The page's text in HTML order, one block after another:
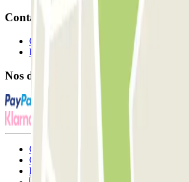
Contact
Contactez-nous
FAQ
Nos différents modes de paiement:
Conditions générales d'utilisation et contrat
Conditions d'annulation
Politique relative aux cookies